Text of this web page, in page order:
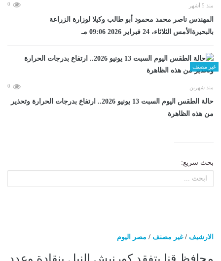
منذ 5 أشهر 0
المهندس ناصر محمد محمود أبو طالب وكيلا لوزارة الزراعة
بالبحيرةالأمس الثلاثاء، 24 فبراير 2026 09:06 مـ
غير مصنف
منذ شهرين 0
حالة الطقس اليوم السبت 13 يونيو 2026.. ارتفاع بدرجات الحرارة وتحذير
من هذه الظاهرة
بحث سريع:
الارشيف /غير مصنف / مصر اليوم